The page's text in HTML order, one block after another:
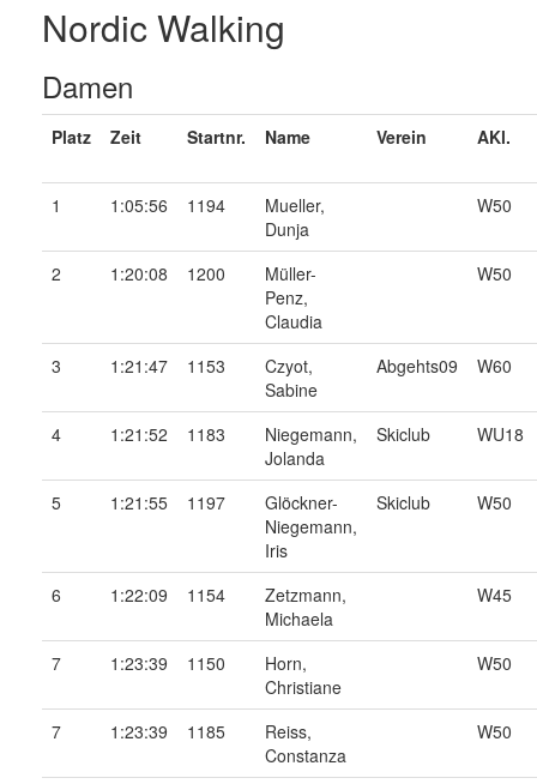
Nordic Walking
Damen
Platz Zeit Startnr. Name Verein AKl.
1 1:05:56 1194
Mueller,
Dunja
W50
2 1:20:08 1200
Müller-
Penz,
Claudia
W50
3 1:21:47 1153
Czyot,
Sabine
Abgehts09 W60
4 1:21:52 1183
Niegemann,
Jolanda
Skiclub WU18
5 1:21:55 1197
Glöckner-
Niegemann,
Iris
Skiclub W50
6 1:22:09 1154
Zetzmann,
Michaela
W45
7 1:23:39 1150
Horn,
Christiane
W50
7 1:23:39 1185
Reiss,
Constanza
W50